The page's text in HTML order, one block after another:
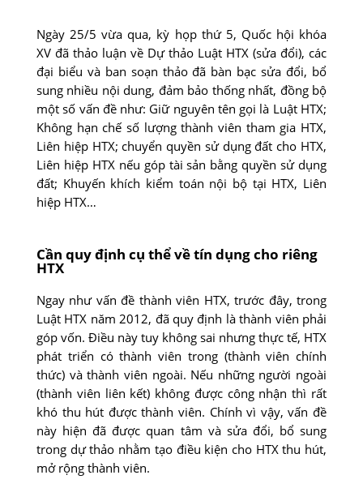
Ngày 25/5 vừa qua, kỳ họp thứ 5, Quốc hội khóa
XV đã thảo luận về Dự thảo Luật HTX (sửa đổi), các
đại biểu và ban soạn thảo đã bàn bạc sửa đổi, bổ
sung nhiều nội dung, đảm bảo thống nhất, đồng bộ
một số vấn đề như: Giữ nguyên tên gọi là Luật HTX;
Không hạn chế số lượng thành viên tham gia HTX,
Liên hiệp HTX; chuyển quyền sử dụng đất cho HTX,
Liên hiệp HTX nếu góp tài sản bằng quyền sử dụng
đất; Khuyến khích kiểm toán nội bộ tại HTX, Liên
hiệp HTX…
Cần quy định cụ thể về tín dụng cho riêng
HTX
Ngay như vấn đề thành viên HTX, trước đây, trong
Luật HTX năm 2012, đã quy định là thành viên phải
góp vốn. Điều này tuy không sai nhưng thực tế, HTX
phát triển có thành viên trong (thành viên chính
thức) và thành viên ngoài. Nếu những người ngoài
(thành viên liên kết) không được công nhận thì rất
khó thu hút được thành viên. Chính vì vậy, vấn đề
này hiện đã được quan tâm và sửa đổi, bổ sung
trong dự thảo nhằm tạo điều kiện cho HTX thu hút,
mở rộng thành viên.